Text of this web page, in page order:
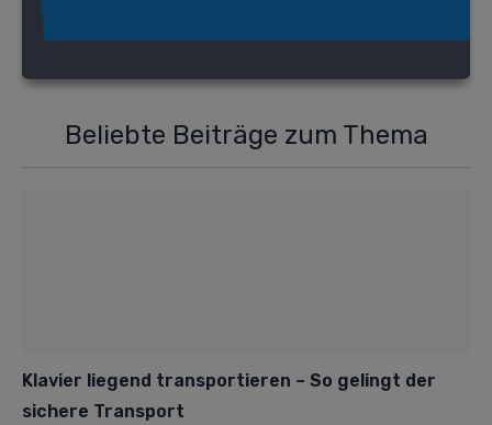
Beliebte Beiträge zum Thema
Klavier liegend transportieren – So gelingt der
sichere Transport